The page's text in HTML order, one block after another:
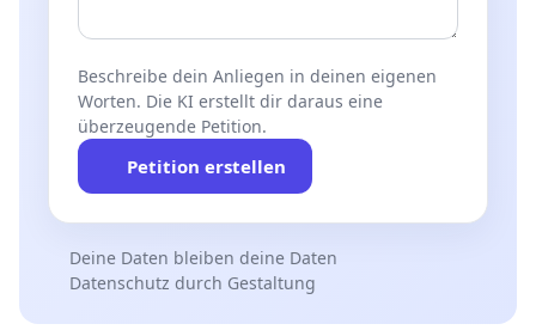
Beschreibe dein Anliegen in deinen eigenen
Worten. Die KI erstellt dir daraus eine
überzeugende Petition.
Petition erstellen
Deine Daten bleiben deine Daten
Datenschutz durch Gestaltung